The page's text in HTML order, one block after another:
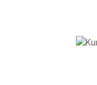
Bildergalerie